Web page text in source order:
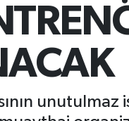
BİST100
BITCOIN
unutulmaz